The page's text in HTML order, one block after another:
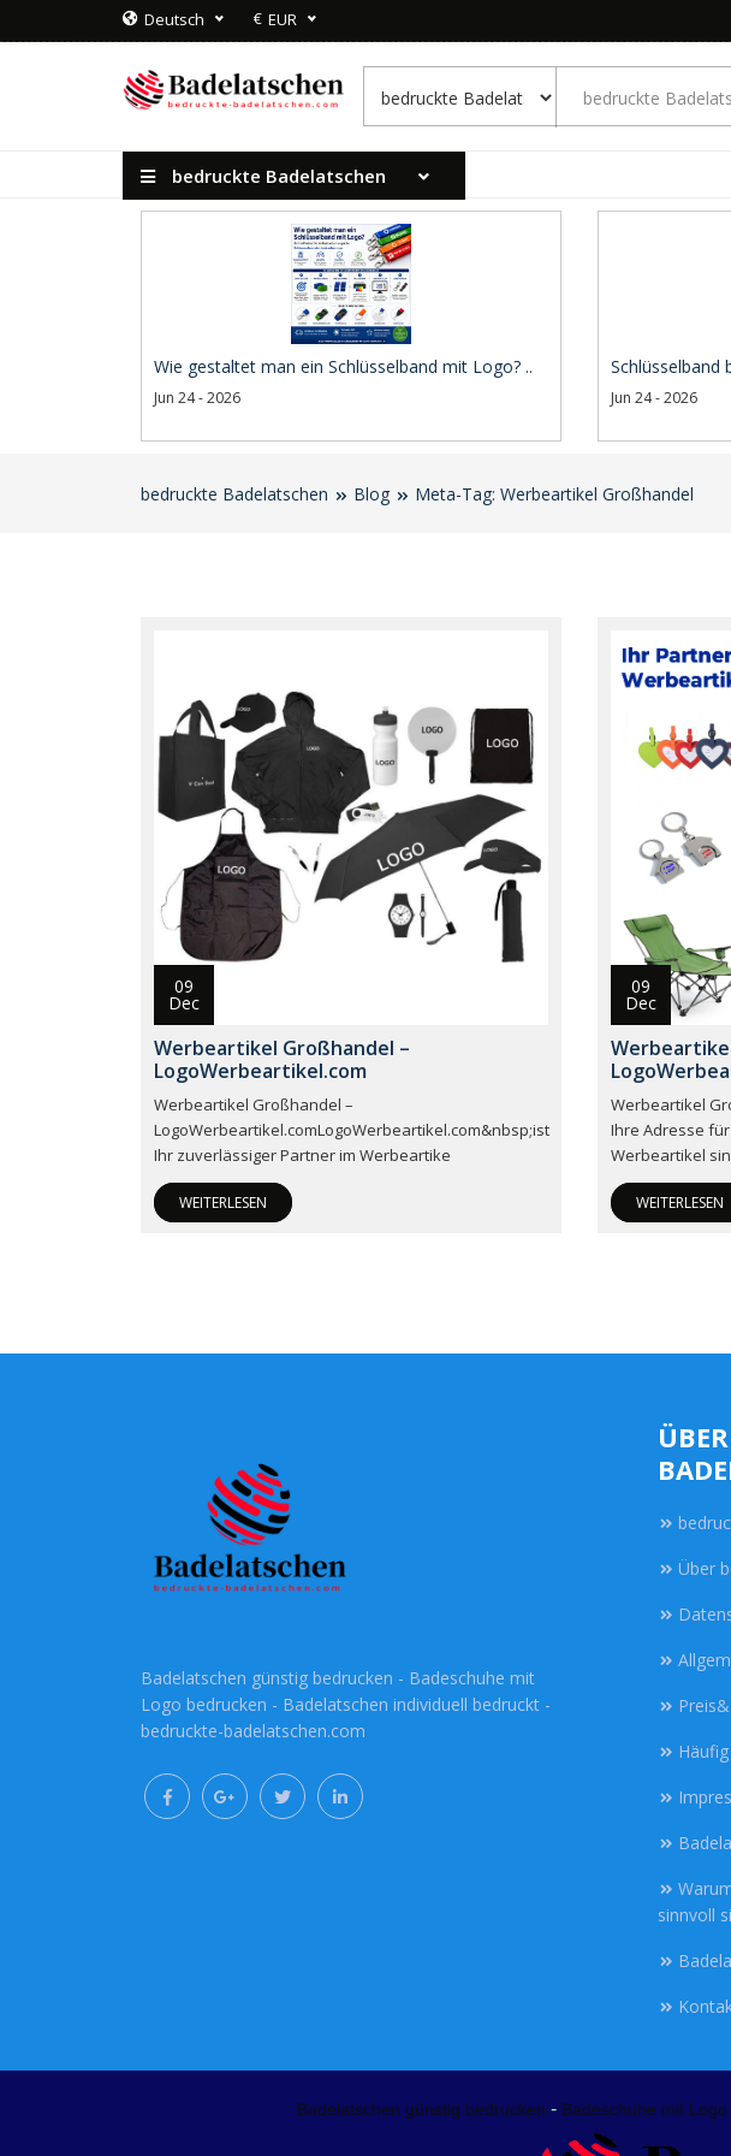
Deutsch € EUR
bedruckte Badelatschen
Wie gestaltet man ein Schlüsselband mit Logo? ..
Jun 24 - 2026
Schlüsselband
Jun 24 - 2026
bedruckte Badelatschen Blog Meta-Tag: Werbeartikel Großhandel
09
Dec
Werbeartikel Großhandel –
LogoWerbeartikel.com
Werbeartikel Großhandel –
LogoWerbeartikel.comLogoWerbeartikel.com&nbsp;ist
Ihr zuverlässiger Partner im Werbeartike
WEITERLESEN
09
Dec
Werbeartikel
Ihre Adresse
Werbeartikel
WEITERLESEN
Badelatschen günstig bedrucken - Badeschuhe mit
Logo bedrucken - Badelatschen individuell bedruckt -
bedruckte-badelatschen.com
Über
sinnvoll
Badelatschen günstig bedrucken - Badeschuhe mit